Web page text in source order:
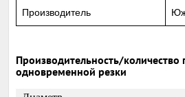
Производитель
Производительность/количество
одновременной резки